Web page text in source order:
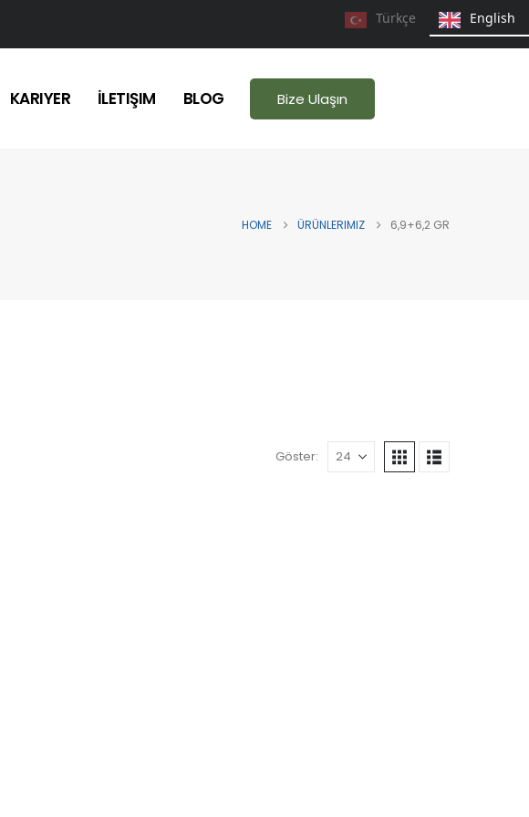
Türkçe English
KARIYER İLETIŞIM BLOG Bize Ulaşın
HOME ÜRÜNLERIMIZ 6,9+6,2 GR
Göster: